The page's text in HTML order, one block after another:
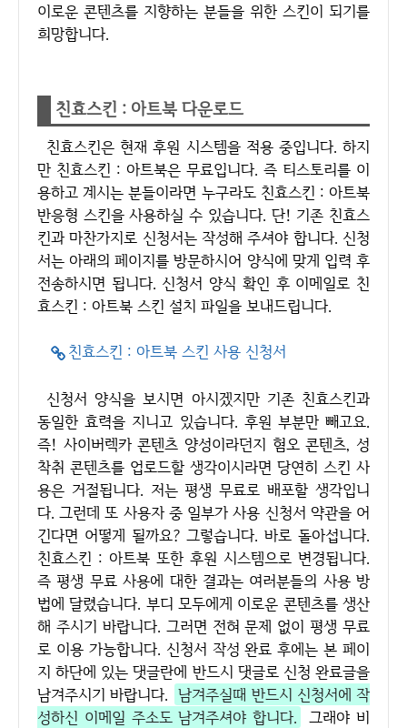
이로운 콘텐츠를 지향하는 분들을 위한 스킨이 되기를
희망합니다.
친효스킨 : 아트북 다운로드
친효스킨은 현재 후원 시스템을 적용 중입니다. 하지
만 친효스킨 : 아트북은 무료입니다. 즉 티스토리를 이
용하고 계시는 분들이라면 누구라도 친효스킨 : 아트북
반응형 스킨을 사용하실 수 있습니다. 단! 기존 친효스
킨과 마찬가지로 신청서는 작성해 주셔야 합니다. 신청
서는 아래의 페이지를 방문하시어 양식에 맞게 입력 후
전송하시면 됩니다. 신청서 양식 확인 후 이메일로 친
효스킨 : 아트북 스킨 설치 파일을 보내드립니다.
친효스킨 : 아트북 스킨 사용 신청서
신청서 양식을 보시면 아시겠지만 기존 친효스킨과
동일한 효력을 지니고 있습니다. 후원 부분만 빼고요.
즉! 사이버렉카 콘텐츠 양성이라던지 혐오 콘텐츠, 성
착취 콘텐츠를 업로드할 생각이시라면 당연히 스킨 사
용은 거절됩니다. 저는 평생 무료로 배포할 생각입니
다. 그런데 또 사용자 중 일부가 사용 신청서 약관을 어
긴다면 어떻게 될까요? 그렇습니다. 바로 돌아섭니다.
친효스킨 : 아트북 또한 후원 시스템으로 변경됩니다.
즉 평생 무료 사용에 대한 결과는 여러분들의 사용 방
법에 달렸습니다. 부디 모두에게 이로운 콘텐츠를 생산
해 주시기 바랍니다. 그러면 전혀 문제 없이 평생 무료
로 이용 가능합니다. 신청서 작성 완료 후에는 본 페이
지 하단에 있는 댓글란에 반드시 댓글로 신청 완료글을
남겨주시기 바랍니다. 남겨주실때 반드시 신청서에 작
성하신 이메일 주소도 남겨주셔야 합니다.
그래야 비